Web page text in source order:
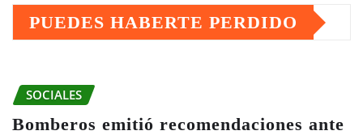
PUEDES HABERTE PERDIDO
SOCIALES
Bomberos emitió recomendaciones ante